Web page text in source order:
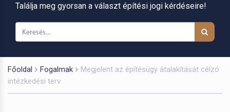
Találja meg gyorsan a választ építési jogi kérdéseire!
Főoldal Fogalmak
Megjelent az építésügy átalakítását célzó
intézkedési terv